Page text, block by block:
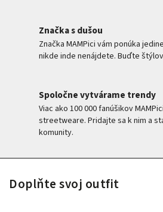
Značka s dušou
Značka MAMPici vám ponúka
nikde inde nenájdete. Buďte
Spoločne vytvárame trendy
Viac ako 100 000 fanúšikov
streetweare. Pridajte sa k nim a
komunity.
Doplňte svoj outfit